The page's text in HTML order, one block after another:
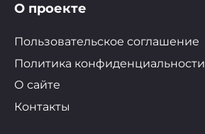
О проекте
Пользовательское соглашение
Политика конфиденциальности
О сайте
Контакты